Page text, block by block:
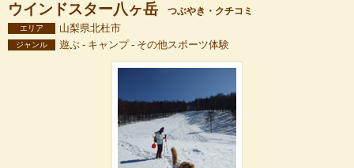
ウインドスター八ヶ岳 つぶやき・クチコミ
エリア 山梨県北杜市
ジャンル 遊ぶ - キャンプ - その他スポーツ体験